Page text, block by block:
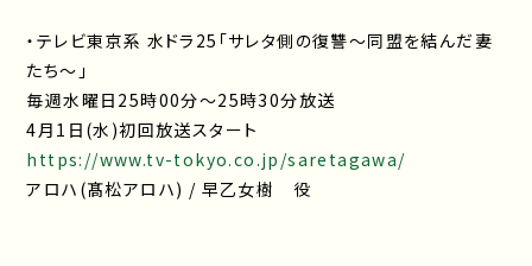
・テレビ東京系 水ドラ25「サレタ側の復讐～同盟を結んだ妻
たち～」
毎週水曜日25時00分～25時30分放送
4⽉1⽇(水)初回放送スタート
https://www.tv-tokyo.co.jp/saretagawa/
アロハ(髙松アロハ) / 早乙女樹 役